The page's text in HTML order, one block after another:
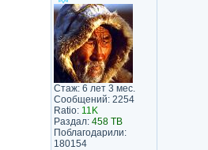
Стаж: 6 лет 3 мес.
Сообщений: 2254
Ratio: 11K
Раздал: 458 TB
Поблагодарили:
180154